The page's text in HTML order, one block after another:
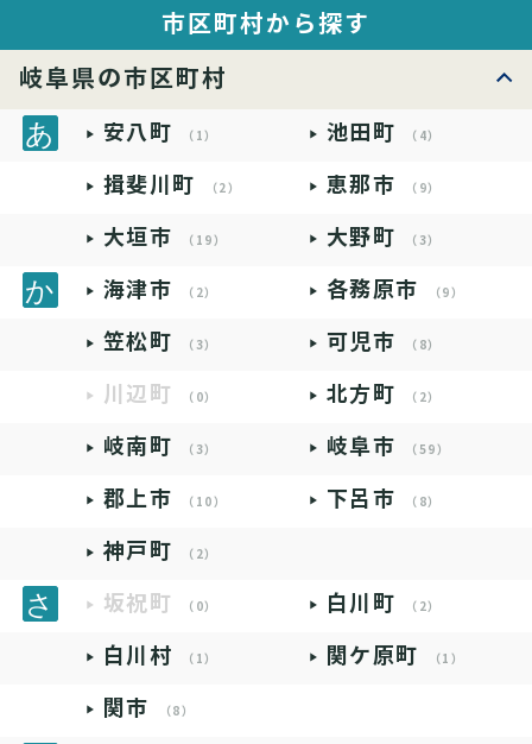
市区町村から探す
岐阜県の市区町村
安八町 （1） 池田町 （4）
揖斐川町 （2） 恵那市 （9）
大垣市 （19） 大野町 （3）
海津市 （2） 各務原市 （9）
笠松町 （3） 可児市 （8）
川辺町 （0） 北方町 （2）
岐南町 （3） 岐阜市 （59）
郡上市 （10） 下呂市 （8）
神戸町 （2）
坂祝町 （0） 白川町 （2）
白川村 （1） 関ケ原町 （1）
関市 （8）